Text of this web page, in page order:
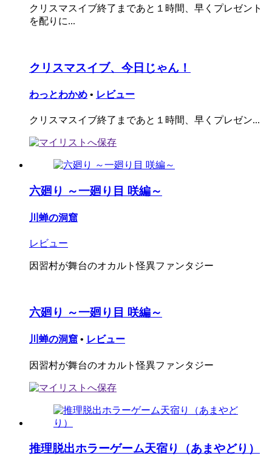
クリスマスイブ終了まであと１時間、早くプレゼント
を配りに...
クリスマスイブ、今日じゃん！
わっとわかめ • レビュー
クリスマスイブ終了まであと１時間、早くプレゼン...
六廻り ～一廻り目 咲編～
川蝉の洞窟
レビュー
因習村が舞台のオカルト怪異ファンタジー
六廻り ～一廻り目 咲編～
川蝉の洞窟 • レビュー
因習村が舞台のオカルト怪異ファンタジー
推理脱出ホラーゲーム天宿り（あまやどり）